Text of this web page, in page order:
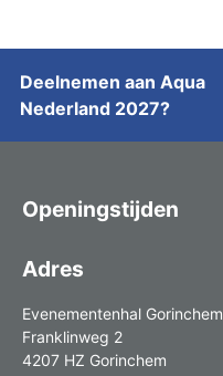
Deelnemen aan Aqua
Nederland 2027?
Openingstijden
Adres
Evenementenhal Gorinchem
Franklinweg 2
4207 HZ Gorinchem